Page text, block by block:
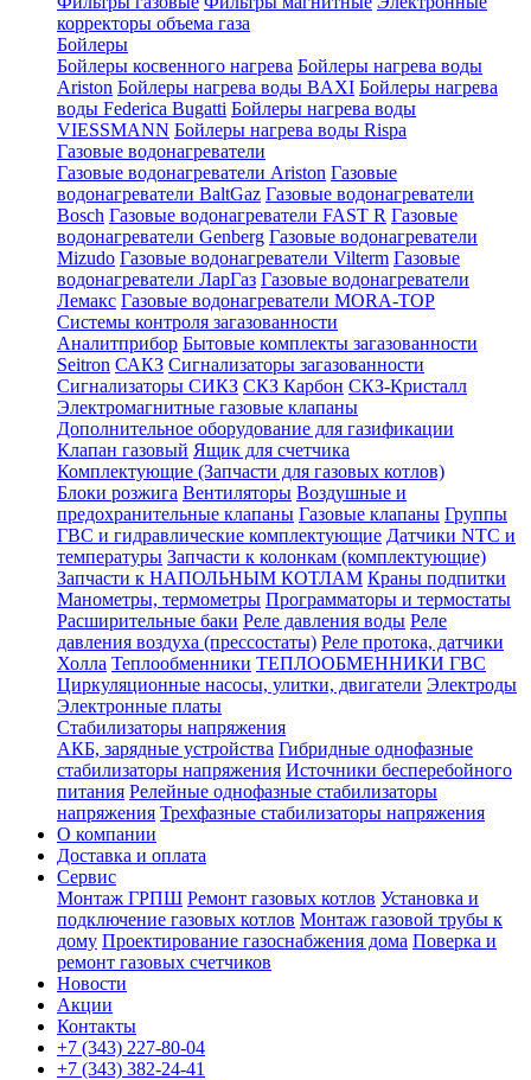
корректоры объема газа
Бойлеры
Бойлеры косвенного нагрева Бойлеры нагрева воды
Ariston Бойлеры нагрева воды BAXI Бойлеры нагрева
воды Federica Bugatti Бойлеры нагрева воды
VIESSMANN Бойлеры нагрева воды Rispa
Газовые водонагреватели
Газовые водонагреватели Ariston Газовые
водонагреватели BaltGaz Газовые водонагреватели
Bosch Газовые водонагреватели FAST R Газовые
водонагреватели Genberg Газовые водонагреватели
Mizudo Газовые водонагреватели Vilterm Газовые
водонагреватели ЛарГаз Газовые водонагреватели
Лемакс Газовые водонагреватели MORA-TOP
Системы контроля загазованности
Аналитприбор Бытовые комплекты загазованности
Seitron САКЗ Сигнализаторы загазованности
Сигнализаторы СИКЗ СКЗ Карбон СКЗ-Кристалл
Электромагнитные газовые клапаны
Дополнительное оборудование для газификации
Клапан газовый Ящик для счетчика
Комплектующие (Запчасти для газовых котлов)
Блоки розжига Вентиляторы Воздушные и
предохранительные клапаны Газовые клапаны Группы
ГВС и гидравлические комплектующие Датчики NTC и
температуры Запчасти к колонкам (комплектующие)
Запчасти к НАПОЛЬНЫМ КОТЛАМ Краны подпитки
Манометры, термометры Программаторы и термостаты
Расширительные баки Реле давления воды Реле
давления воздуха (прессостаты) Реле протока, датчики
Холла Теплообменники ТЕПЛООБМЕННИКИ ГВС
Циркуляционные насосы, улитки, двигатели Электроды
Электронные платы
Стабилизаторы напряжения
АКБ, зарядные устройства Гибридные однофазные
стабилизаторы напряжения Источники бесперебойного
питания Релейные однофазные стабилизаторы
напряжения Трехфазные стабилизаторы напряжения
О компании
Доставка и оплата
Сервис
Монтаж ГРПШ Ремонт газовых котлов Установка и
подключение газовых котлов Монтаж газовой трубы к
дому Проектирование газоснабжения дома Поверка и
ремонт газовых счетчиков
Новости
Акции
Контакты
+7 (343) 227-80-04
+7 (343) 382-24-41